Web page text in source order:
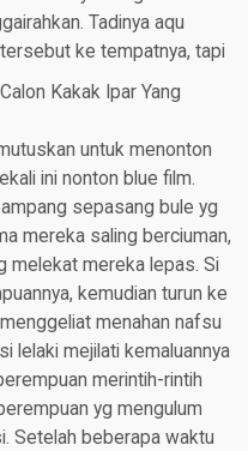
Tadinya aqu
ke tempatnya, tapi
Kakak Ipar Yang
untuk menonton
ini nonton blue film.
sepasang bule yg
mereka saling berciuman,
melekat mereka lepas. Si
kemudian turun ke
menahan nafsu
lelaki mejilati kemaluannya
merintih-rintih
yg mengulum
Setelah beberapa waktu